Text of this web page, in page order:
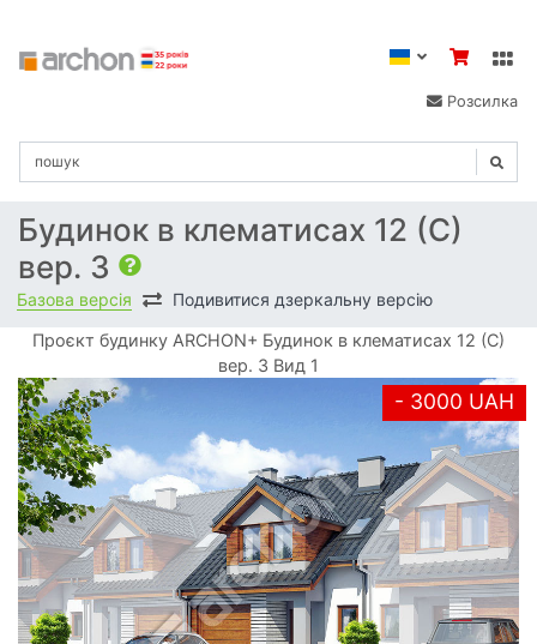
Розсилка
Будинок в клематисах 12 (С)
вер. 3
Базова версія Подивитися дзеркальну версію
Проєкт будинку ARCHON+ Будинок в клематисах 12 (С)
вер. 3 Вид 1
- 3000 UAH